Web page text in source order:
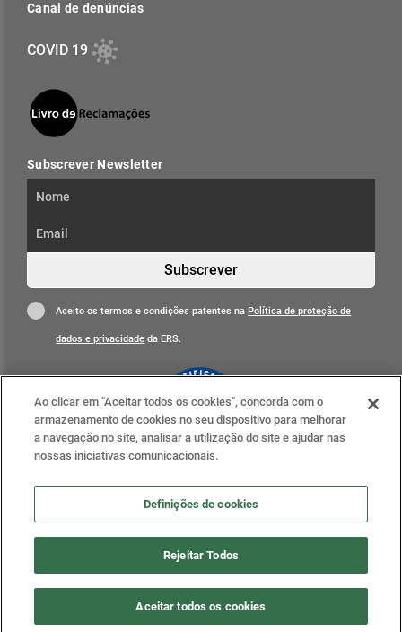
Canal de denúncias
COVID 19
Subscrever Newsletter
Subscrever
Aceito os termos e condições patentes naPolítica de proteção de
dados e privacidade da ERS.
Clique para mais informações
ERS nas redes sociais
2020 . ERS - Entidade Reguladora da Saúde, todos os
direitos reservados.
Ao clicar em "Aceitar todos os cookies", concorda com o
armazenamento de cookies no seu dispositivo para melhorar
a navegação no site, analisar a utilização do site e ajudar nas
nossas iniciativas comunicacionais.
Definições de cookies
Rejeitar Todos
Aceitar todos os cookies